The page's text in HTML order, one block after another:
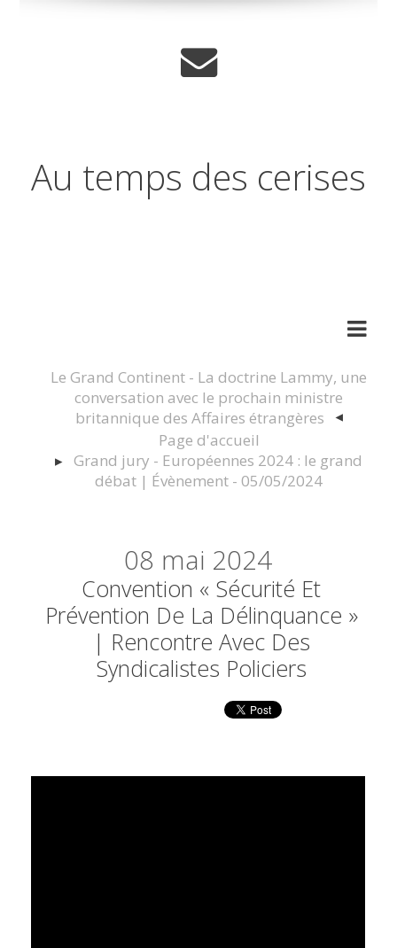
Au temps des cerises
Le Grand Continent - La doctrine Lammy, une
conversation avec le prochain ministre
britannique des Affaires étrangères
Page d'accueil
Grand jury - Européennes 2024 : le grand
débat | Évènement - 05/05/2024
08 mai 2024
Convention « Sécurité Et
Prévention De La Délinquance »
| Rencontre Avec Des
Syndicalistes Policiers